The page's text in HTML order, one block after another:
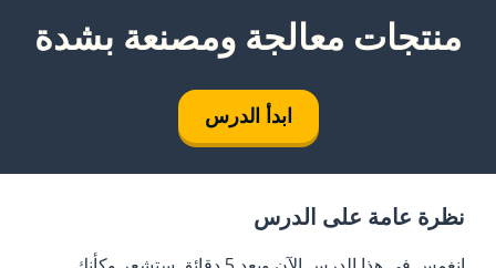
منتجات معالجة ومصنعة بشدة
ابدأ الدرس
نظرة عامة على الدرس